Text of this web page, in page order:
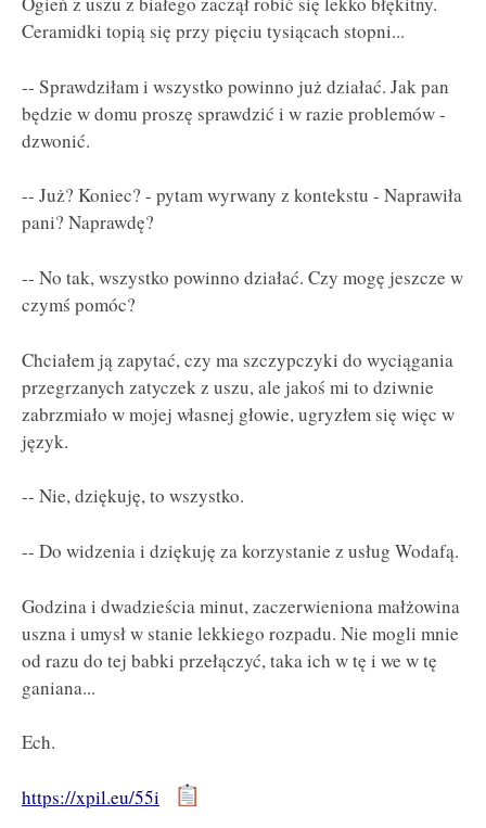
Ceramidki topią się przy pięciu tysiącach stopni...
-- Sprawdziłam i wszystko powinno już działać. Jak pan
będzie w domu proszę sprawdzić i w razie problemów -
dzwonić.
-- Już? Koniec? - pytam wyrwany z kontekstu - Naprawiła
pani? Naprawdę?
-- No tak, wszystko powinno działać. Czy mogę jeszcze w
czymś pomóc?
Chciałem ją zapytać, czy ma szczypczyki do wyciągania
przegrzanych zatyczek z uszu, ale jakoś mi to dziwnie
zabrzmiało w mojej własnej głowie, ugryzłem się więc w
język.
-- Nie, dziękuję, to wszystko.
-- Do widzenia i dziękuję za korzystanie z usług Wodafą.
Godzina i dwadzieścia minut, zaczerwieniona małżowina
uszna i umysł w stanie lekkiego rozpadu. Nie mogli mnie
od razu do tej babki przełączyć, taka ich w tę i we w tę
ganiana...
Ech.
https://xpil.eu/55i